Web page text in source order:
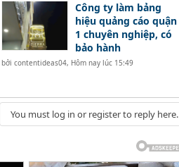
Công ty làm bảng
hiệu quảng cáo quận
1 chuyên nghiệp, có
bảo hành
bởi contentideas04, Hôm nay lúc 15:49
You must log in or register to reply here.